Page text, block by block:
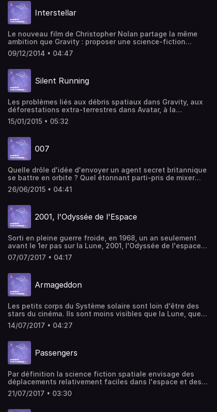
montage et voix : Jérémy Quérenet.
Interstellar
Le nouveau film de Christopher Nolan partage la même
ambition que Gravity : proposer une science-fiction
renouvelée, une science-fiction grave, une science-
fiction intime. Notre chroniqueur cinéphile ne pouvait pas
Quérenet.
09/12/2014 • 04:47
Silent Running
Les problèmes liés aux débris spatiaux dans Gravity, aux
déforestations extra-terrestres dans Avatar, à la
terraformation dans Ghosts of Mars, à la pollution
terrestre dans Interstellar... Aujourd'hui les questions
spatiaux. Une phénomène étonnamment récent qui a, au
moins, un ancêtre de référence : le film Silent Running de
1972. Écriture, montage et voix : Jérémy Quérenet.
15/01/2015 • 05:32
007
Quelle drôle d'idée d'envoyer un agent secret britannique
se battre en orbite ? Quel étonnant parti-pris de mixer
film d'espionnage et science-fiction spatiale ? C'est
pourtant bien le concept de Moonraker, seule aventure de
que 007, la grande vedette du film est la navette
américaine. Par notre chroniqueur ciné : Jérémy Quérenet.
26/06/2015 • 04:41
2001, l'Odyssée de l'Espace
Sorti en pleine guerre froide, en 1968, un an seulement
avant le 1er pas sur la Lune, 2001, l'Odyssée de l'espace
fait partie de ces films qui ont marqué l'histoire du
cinéma. Un de ces films précurseurs que ces successeurs
chroniqueur ciné.
07/07/2017 • 04:17
Armageddon
Les petits corps du Système solaire sont loin d'être des
stars du cinéma. Ils sont moins visibles que la Lune, que
Mars ou que les autres planètes... Quand on nous parle
d'astéroïdes, c'est surtout pour nous faire peur ! Cette
réalisateur américain Michael Bay, sorti en 1998. Par
Jérémy Querenet, chroniqueur ciné.
14/07/2017 • 04:27
Passengers
Par définition la science fiction spatiale envisage des
déplacements relativement faciles dans l'espace et des
visites relativement fréquentes sur d'autres planètes. Et
cette colonisation ne s'envisage pas sans une sorte
21/07/2017 • 03:30